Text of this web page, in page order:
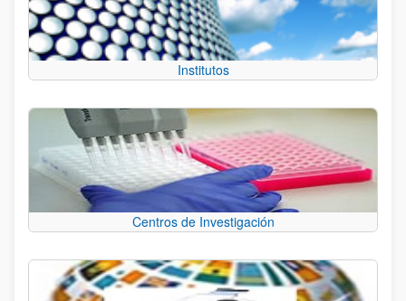
Institutos
Centros de Investigación